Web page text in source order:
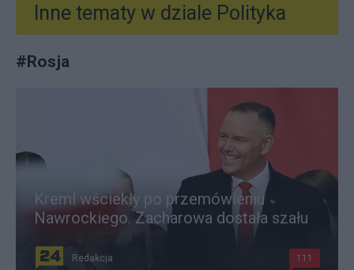
Inne tematy w dziale Polityka
#Rosja
Kreml wściekły po przemówieniu
Nawrockiego. Zacharowa dostała szału
Redakcja 111